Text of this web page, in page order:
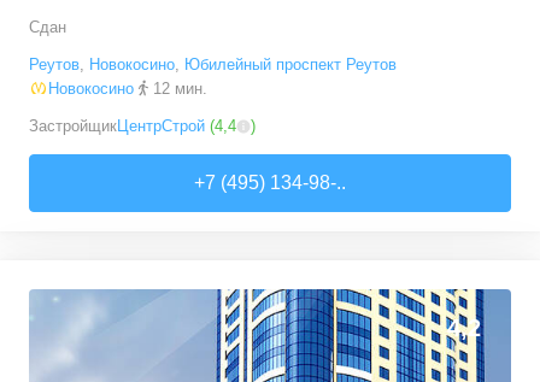
Сдан
Реутов, Новокосино, Юбилейный проспект Реутов
Новокосино
12 мин.
ЗастройщикЦентрСтрой (4,4 )
+7 (495) 134-98-..
4,2